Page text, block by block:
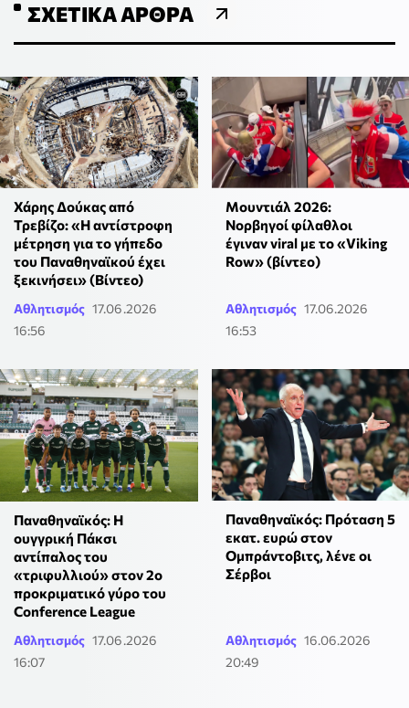
ΣΧΕΤΙΚΆ ΆΡΘΡΑ
Χάρης Δούκας από
Τρεβίζο: «Η αντίστροφη
μέτρηση για το γήπεδο
του Παναθηναϊκού έχει
ξεκινήσει» (Βίντεο)
Αθλητισμός 17.06.2026
16:56
Μουντιάλ 2026:
Νορβηγοί φίλαθλοι
έγιναν viral με το «Viking
Row» (βίντεο)
Αθλητισμός 17.06.2026
16:53
Παναθηναϊκός: Η
ουγγρική Πάκσι
αντίπαλος του
«τριφυλλιού» στον 2ο
προκριματικό γύρο του
Conference League
Αθλητισμός 17.06.2026
16:07
Παναθηναϊκός: Πρόταση 5
εκατ. ευρώ στον
Ομπράντοβιτς, λένε οι
Σέρβοι
Αθλητισμός 16.06.2026
20:49